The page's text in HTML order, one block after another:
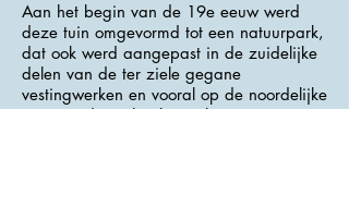
Aan het begin van de 19e eeuw werd
deze tuin omgevormd tot een natuurpark,
dat ook werd aangepast in de zuidelijke
delen van de ter ziele gegane
vestingwerken en vooral op de noordelijke
voorgrond van het kasteel, waar